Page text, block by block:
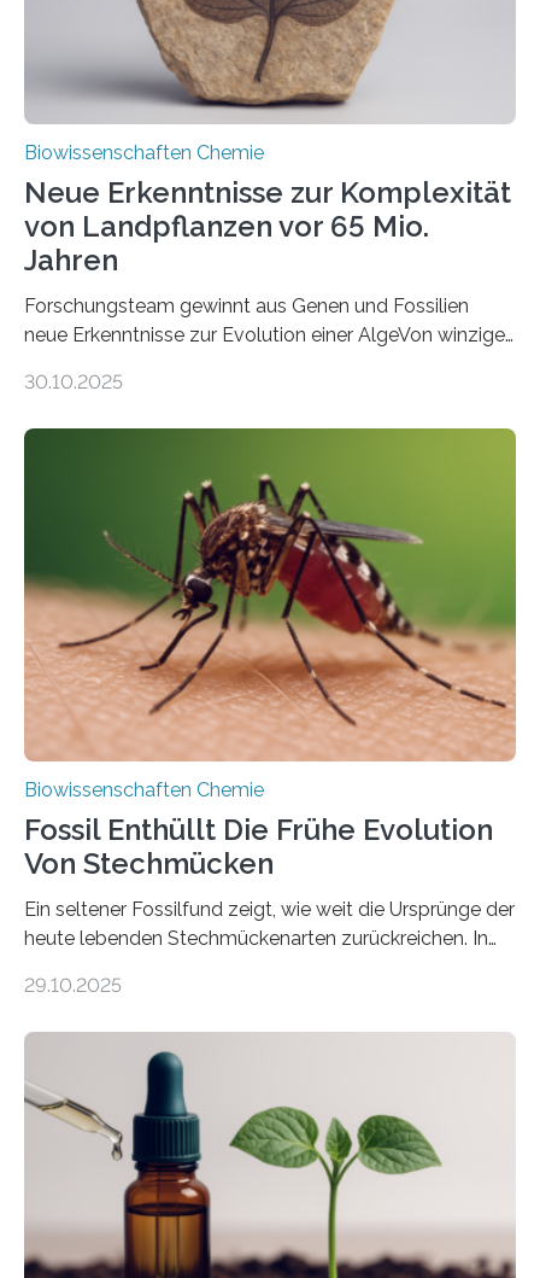
Fachzeitschrift…
Biowissenschaften Chemie
Neue Erkenntnisse zur Komplexität
von Landpflanzen vor 65 Mio.
Jahren
Forschungsteam gewinnt aus Genen und Fossilien
neue Erkenntnisse zur Evolution einer AlgeVon winzigen
Landpflanzen zählen zu den komplexesten
Grünalgen, die vor Hunderten von Millionen Jahren
lebten. Unter den Vorfahren sticht eine Gruppe heraus,
die noch heute in der Natur vorkommt: die
Süßwasseralge Coleochaetophyceae. Einige Arten
dieser Gruppe bilden aus Zellfäden dichte Geflechte
mit scheibenförmiger Gestalt. Was auffällig ist: Die
nächsten…
30.10.2025
Biowissenschaften Chemie
Fossil Enthüllt Die Frühe Evolution
Von Stechmücken
Ein seltener Fossilfund zeigt, wie weit die Ursprünge der
heute lebenden Stechmückenarten zurückreichen. In
Forschende die bisher älteste bekannte Stechmücken-
Region Kachin in Myanmar und hat sich in
ausgezeichnetem Zustand erhalten. Es konnte als neue
Art einer neuen Gattung beschrieben werden und trägt
nun den Namen Cretosabethes primaevus. Dieser erste
fossile Nachweis einer Stechmückenlarve in Bernstein
stellt gleichzeitig den ersten Fossilfund einer
Mückenlarve aus dem Mesozoikum dar, denn…
29.10.2025